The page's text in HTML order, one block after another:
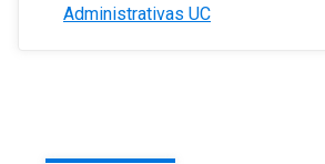
Administrativas UC